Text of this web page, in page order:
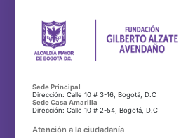
Sede Principal
Dirección: Calle 10 # 3-16, Bogotá, D.C
Sede Casa Amarilla
Dirección: Calle 10 # 2-54, Bogotá, D.C
Atención a la ciudadanía